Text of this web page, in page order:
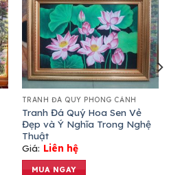
TRANH ĐÁ QUÝ PHONG CẢNH
Tranh Đá Quý Hoa Sen Vẻ
Đẹp và Ý Nghĩa Trong Nghệ
Thuật
Giá: Liên hệ
MUA NGAY